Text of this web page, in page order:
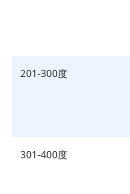
201-300度
301-400度